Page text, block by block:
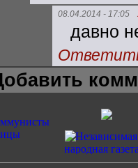
08.04.2014 - 17:05
давно